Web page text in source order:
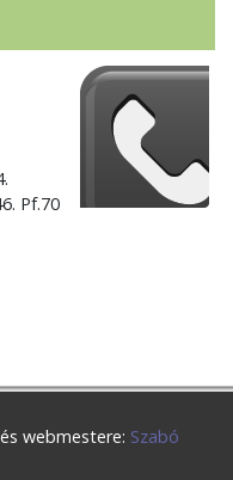
Pf.70
webmestere: Szabó